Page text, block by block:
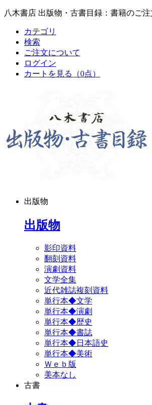
八木書店 出版物・古書目録：書籍のご
カテゴリ
検索
ご注文について
ログイン
カートを見る
（0点）
出版物
出版物
影印資料
翻刻資料
演劇資料
文学全集
近代雑誌複刻資料
単行本◆文学
単行本◆演劇
単行本◆歴史
単行本◆書誌
単行本◆日本語史
単行本◆美術
Ｗｅｂ版
美本なし
古書